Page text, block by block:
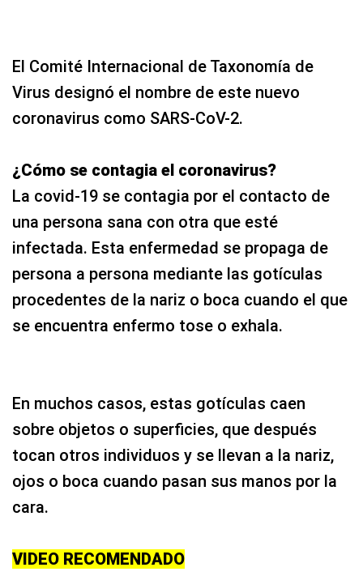
El Comité Internacional de Taxonomía de
Virus designó el nombre de este nuevo
coronavirus como SARS-CoV-2.
¿Cómo se contagia el coronavirus?
La covid-19 se contagia por el contacto de
una persona sana con otra que esté
infectada. Esta enfermedad se propaga de
persona a persona mediante las gotículas
procedentes de la nariz o boca cuando el que
se encuentra enfermo tose o exhala.
En muchos casos, estas gotículas caen
sobre objetos o superficies, que después
tocan otros individuos y se llevan a la nariz,
ojos o boca cuando pasan sus manos por la
cara.
VIDEO RECOMENDADO